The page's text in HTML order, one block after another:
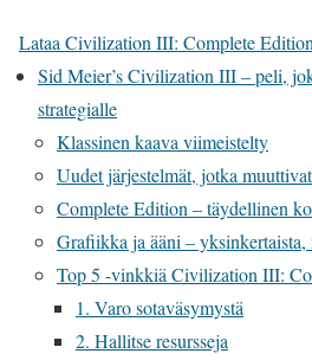
Lataa Civilization III: Complete
Sid Meier’s Civilization III – peli,
strategialle
Klassinen kaava viimeistelty
Uudet järjestelmät, jotka
Complete Edition – täydellinen
Grafiikka ja ääni – yksinkertaista,
Top 5 -vinkkiä Civilization III:
1. Varo sotaväsymystä
2. Hallitse resursseja